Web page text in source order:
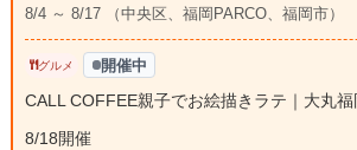
8/4 ～ 8/17 （中央区、福岡PARCO、福岡市）
グルメ 開催中
CALL COFFEE親子でお絵描きラテ｜大丸
8/18開催